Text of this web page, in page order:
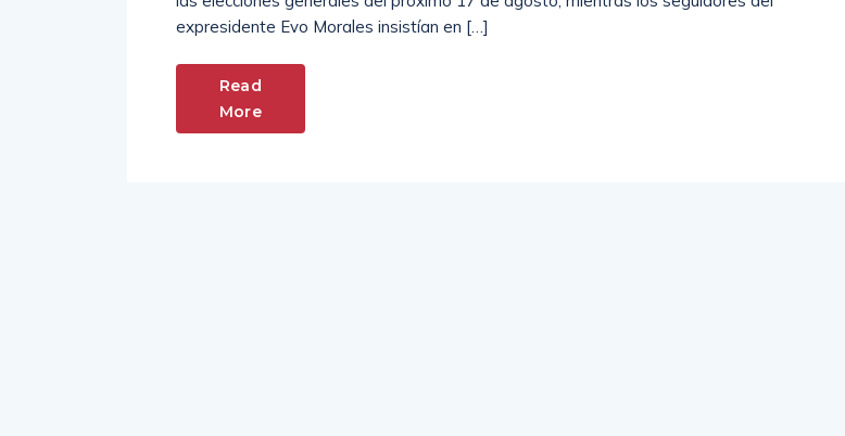
de Bolivia inició este miércoles (14.05.2025) el período de inscripción de candidaturas para
las elecciones generales del próximo 17 de agosto, mientras los seguidores del
expresidente Evo Morales insistían en […]